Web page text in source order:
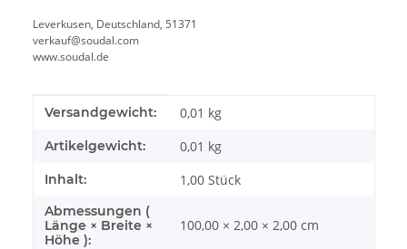
Leverkusen, Deutschland, 51371
verkauf@soudal.com
www.soudal.de
Produkteigenschaft
Wert
Versandgewicht: 0,01 kg
Artikelgewicht: 0,01 kg
Inhalt: 1,00 Stück
Abmessungen (
Länge × Breite ×
Höhe ):
100,00 × 2,00 × 2,00 cm